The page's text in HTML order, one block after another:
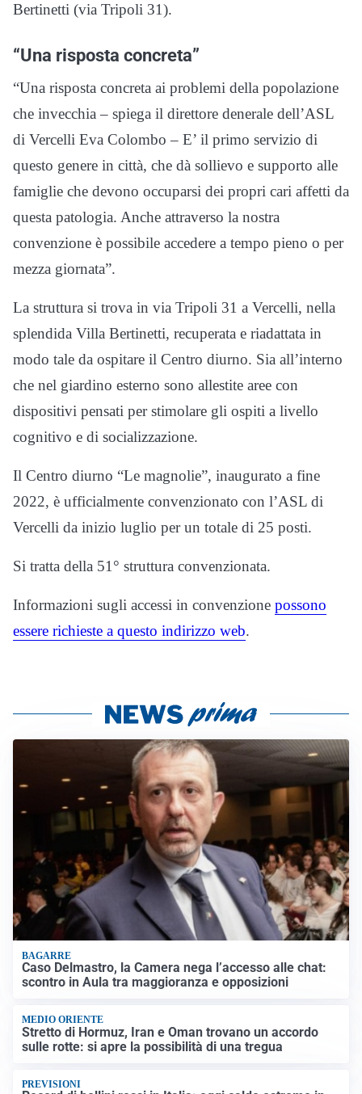
Bertinetti (via Tripoli 31).
“Una risposta concreta”
“Una risposta concreta ai problemi della popolazione
che invecchia – spiega il direttore denerale dell’ASL
di Vercelli Eva Colombo – E’ il primo servizio di
questo genere in città, che dà sollievo e supporto alle
famiglie che devono occuparsi dei propri cari affetti da
questa patologia. Anche attraverso la nostra
convenzione è possibile accedere a tempo pieno o per
mezza giornata”.
La struttura si trova in via Tripoli 31 a Vercelli, nella
splendida Villa Bertinetti, recuperata e riadattata in
modo tale da ospitare il Centro diurno. Sia all’interno
che nel giardino esterno sono allestite aree con
dispositivi pensati per stimolare gli ospiti a livello
cognitivo e di socializzazione.
Il Centro diurno “Le magnolie”, inaugurato a fine
2022, è ufficialmente convenzionato con l’ASL di
Vercelli da inizio luglio per un totale di 25 posti.
Si tratta della 51° struttura convenzionata.
Informazioni sugli accessi in convenzione possono
essere richieste a questo indirizzo web.
BAGARRE
Caso Delmastro, la Camera nega l’accesso alle chat:
scontro in Aula tra maggioranza e opposizioni
MEDIO ORIENTE
Stretto di Hormuz, Iran e Oman trovano un accordo
sulle rotte: si apre la possibilità di una tregua
PREVISIONI